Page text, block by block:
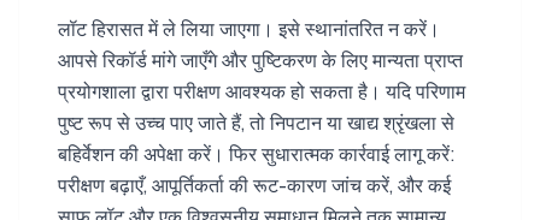
लॉट हिरासत में ले लिया जाएगा। इसे स्थानांतरित न करें।
आपसे रिकॉर्ड मांगे जाएँगे और पुष्टिकरण के लिए मान्यता प्राप्त
प्रयोगशाला द्वारा परीक्षण आवश्यक हो सकता है। यदि परिणाम
पुष्ट रूप से उच्च पाए जाते हैं, तो निपटान या खाद्य श्रृंखला से
बहिर्वेशन की अपेक्षा करें। फिर सुधारात्मक कार्रवाई लागू करें:
परीक्षण बढ़ाएँ, आपूर्तिकर्ता की रूट-कारण जांच करें, और कई